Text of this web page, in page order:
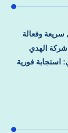
سريعة وفعالة
شركة الهدي
استجابة فورية